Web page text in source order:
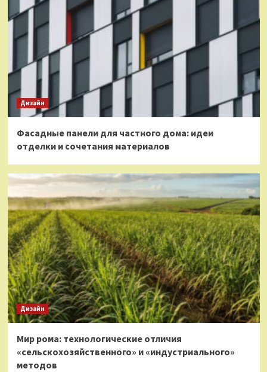
Дизайн
Фасадные панели для частного дома: идеи
отделки и сочетания материалов
Дизайн
Мир рома: технологические отличия
«сельскохозяйственного» и «индустриального»
методов